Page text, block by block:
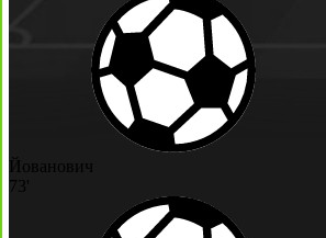
Йованович
73'